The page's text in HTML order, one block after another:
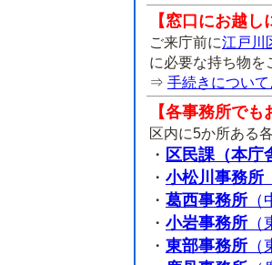
【窓口にお越し
ご来庁前に江戸川
に必要な持ち物を
⇒ 手続きについ
【各事務所でも
区内に5か所ある
・ 区民課（本庁
・ 小松川事務所
・ 葛西事務所
・ 小岩事務所
・ 東部事務所